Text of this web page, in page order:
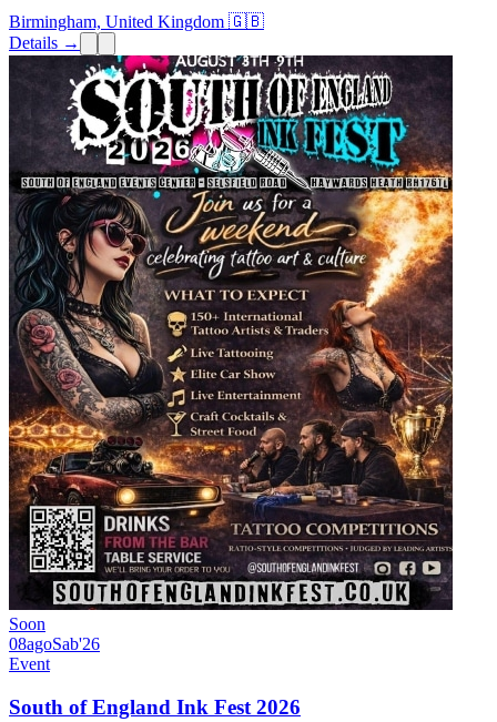
Birmingham, United Kingdom 🇬🇧
Details →
Soon
08agoSab'26
Event
South of England Ink Fest 2026